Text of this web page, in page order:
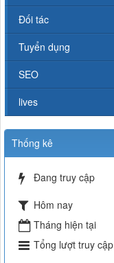
Đối tác
Tuyển dụng
SEO
lives
Thống kê
Đang truy cập
Hôm nay
Tháng hiện tại
Tổng lượt truy cập